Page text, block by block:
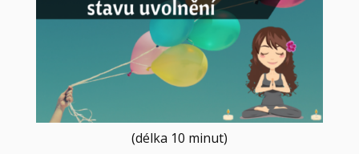
(délka 10 minut)